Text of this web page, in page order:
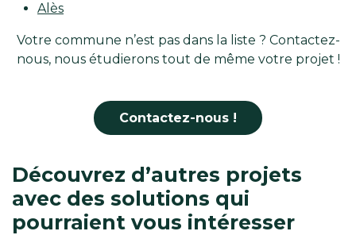
Alès
Votre commune n’est pas dans la liste ? Contactez-
nous, nous étudierons tout de même votre projet !
Contactez-nous !
Découvrez d’autres projets
avec des solutions qui
pourraient vous intéresser